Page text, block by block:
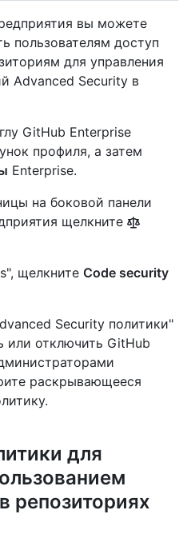
вы можете
пользователям доступ
для управления
Advanced Security в
GitHub Enterprise
профиля, а затем
Enterprise.
на боковой панели
щелкните
щелкните Code security
Security политики"
или отключить GitHub
раскрывающееся
для
репозиториях